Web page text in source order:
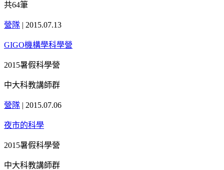
共64筆
營隊 | 2015.07.13
GIGO機構學科學營
2015暑假科學營
中大科教講師群
營隊 | 2015.07.06
夜市的科學
2015暑假科學營
中大科教講師群